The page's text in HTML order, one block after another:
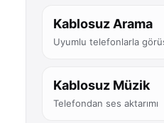
Kablosuz Arama
Uyumlu telefonlarla
Kablosuz Müzik
Telefondan ses aktarımı